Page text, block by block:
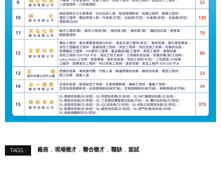
TAGS : 廠商 現場徵才 聯合徵才 職缺 面試